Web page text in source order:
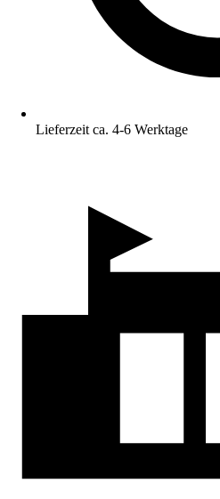
Lieferzeit ca. 4-6 Werktage